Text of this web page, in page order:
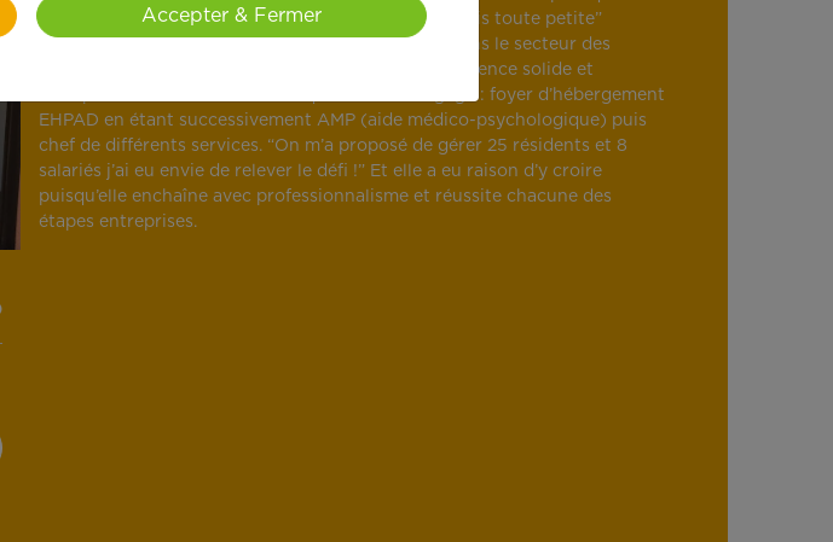
choix c’était une évidence j’aime aider les gens depuis toute petite”
raconte-t-elle pour expliquer l’envie de travailler dans le secteur des
services à la personne. Elle veut se forger une expérience solide et
multiplie les structures dans lesquelles elle s’engage : foyer d’hébergement
EHPAD en étant successivement AMP (aide médico-psychologique) puis
chef de différents services. “On m’a proposé de gérer 25 résidents et 8
salariés j’ai eu envie de relever le défi !” Et elle a eu raison d’y croire
puisqu’elle enchaîne avec professionnalisme et réussite chacune des
étapes entreprises.
Accepter & Fermer